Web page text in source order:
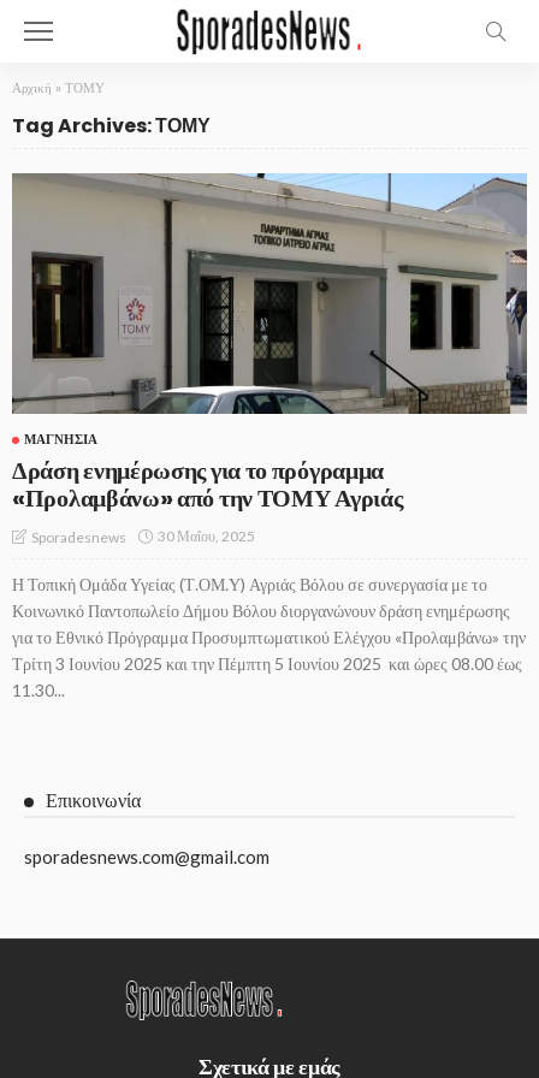
Αρχική » ΤΟΜΥ
Tag Archives: ΤΟΜΥ
ΜΑΓΝΗΣΊΑ
Δράση ενημέρωσης για το πρόγραμμα
«Προλαμβάνω» από την ΤΟΜΥ Αγριάς
Sporadesnews 30 Μαΐου, 2025
Η Τοπική Ομάδα Υγείας (Τ.ΟΜ.Υ) Αγριάς Βόλου σε συνεργασία με το
Κοινωνικό Παντοπωλείο Δήμου Βόλου διοργανώνουν δράση ενημέρωσης
για το Εθνικό Πρόγραμμα Προσυμπτωματικού Ελέγχου «Προλαμβάνω» την
Τρίτη 3 Ιουνίου 2025 και την Πέμπτη 5 Ιουνίου 2025 και ώρες 08.00 έως
11.30...
Επικοινωνία
sporadesnews.com@gmail.com
Σχετικά με εμάς